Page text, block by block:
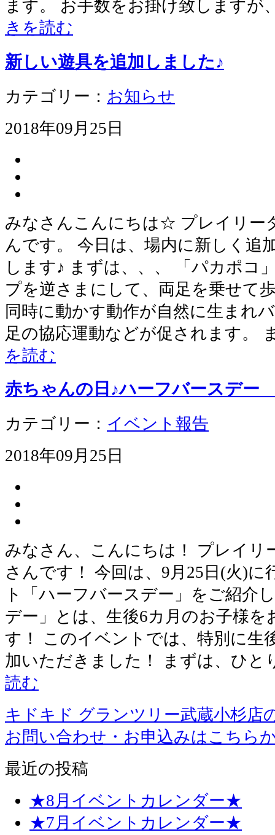
ます。 お手数をお掛け致します
きを読む
新しい遊具を追加しました♪
カテゴリー： お知らせ
2018年09月25日
みなさんこんにちは☆ プレイリー
んです。 今日は、場内に新しく追
します♪ まずは、、、 「パカポコ
プを逆さまにして、両足を乗せて
同時に動かす動作が自然に生まれ
足の協応運動などが促されます。
を読む
赤ちゃんの日♪ハーフバースデ
カテゴリー： イベント報告
2018年09月25日
みなさん、こんにちは！ プレイリ
さんです！ 今回は、9月25日(火)
ト「ハーフバースデー」をご紹介
デー」とは、生後6カ月のお子様
す！ このイベントでは、特別に生
加いただきました！ まずは、ひ
読む
キドキド グランツリー武蔵小杉店
お問い合わせ・お申込みはこちら
最近の投稿
★8月イベントカレンダー★
★7月イベントカレンダー★